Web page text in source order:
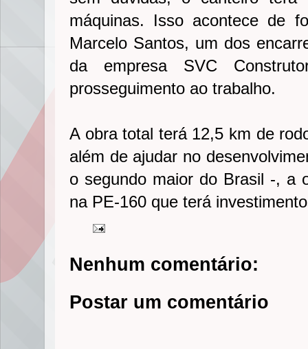
máquinas. Isso acontece de
Marcelo Santos, um dos
da empresa SVC
prosseguimento ao trabalho.
A obra total terá 12,5 km de
além de ajudar no
o segundo maior do Brasil -, a
na PE-160 que terá
Nenhum comentário:
Postar um comentário